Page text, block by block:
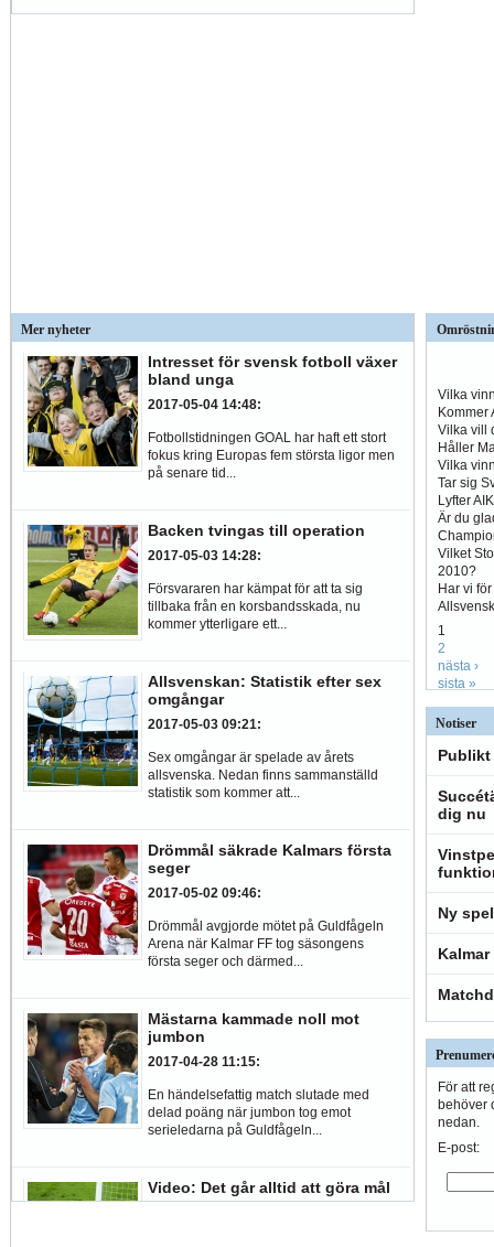
Mer nyheter
Intresset för svensk fotboll växer
bland unga
2017-05-04 14:48:
Fotbollstidningen GOAL har haft ett stort
fokus kring Europas fem största ligor men
på senare tid...
Backen tvingas till operation
2017-05-03 14:28:
Försvararen har kämpat för att ta sig
tillbaka från en korsbandsskada, nu
kommer ytterligare ett...
Allsvenskan: Statistik efter sex
omgångar
2017-05-03 09:21:
Sex omgångar är spelade av årets
allsvenska. Nedan finns sammanställd
statistik som kommer att...
Drömmål säkrade Kalmars första
seger
2017-05-02 09:46:
Drömmål avgjorde mötet på Guldfågeln
Arena när Kalmar FF tog säsongens
första seger och därmed...
Mästarna kammade noll mot
jumbon
2017-04-28 11:15:
En händelsefattig match slutade med
delad poäng när jumbon tog emot
serieledarna på Guldfågeln...
Video: Det går alltid att göra mål
Vilka
Kommer
Vilka vill
Håller
Vilka
Tar sig
Lyfter
Är du
Vilket
2010?
Har vi
1
2
nästa ›
sista »
Notiser
Publikt
dig nu
Ny
För att
behöver
nedan.
E-post: